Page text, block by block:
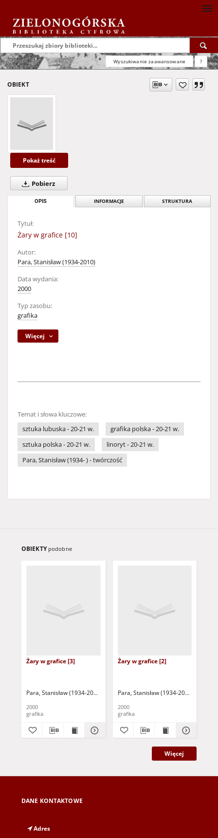
Wyszukiwanie zaawansowane ?
OBIEKT
Pokaż treść
Pobierz
OPIS INFORMACJE STRUKTURA
Tytuł:
Żary w grafice [10]
Autor:
Para, Stanisław (1934-2010)
Data wydania:
2000
Typ zasobu:
grafika
Więcej
Temat i słowa kluczowe:
sztuka lubuska - 20-21 w.
grafika polska - 20-21 w.
sztuka polska - 20-21 w.
linoryt - 20-21 w.
Para, Stanisław (1934- ) - twórczość
OBIEKTY podobne
Żary w grafice [3]
Para, Stanisław (1934-2010)
2000
grafika
Żary w grafice [2]
Para, Stanisław (1934-2010)
2000
grafika
Więcej
DANE KONTAKTOWE
Adres